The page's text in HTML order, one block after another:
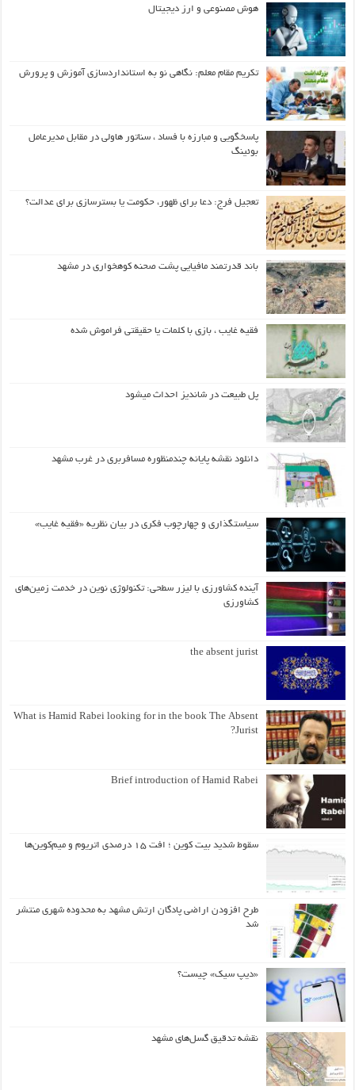
هوش مصنوعی و ارز دیجیتال
تکریم مقام معلم: نگاهی نو به استانداردسازی آموزش و پرورش
پاسخگویی و مبارزه با فساد ، سناتور هاولی در مقابل مدیرعامل
بوئینگ
تعجیل فرج: دعا برای ظهور، حکومت یا بسترسازی برای عدالت؟
باند قدرتمند مافیایی پشت صحنه کوهخواری در مشهد
فقیه غایب ، بازی با کلمات یا حقیقتی فراموش شده
پل طبیعت در شاندیز احداث میشود
دانلود نقشه پایانه چندمنظوره مسافربری در غرب مشهد
سیاستگذاری و چهارچوب فکری در بیان نظریه «فقیه غایب»
آینده کشاورزی با لیزر سطحی: تکنولوژی نوین در خدمت زمین‌های
کشاورزی
the absent jurist
What is Hamid Rabei looking for in the book The Absent
Jurist?
Brief introduction of Hamid Rabei
سقوط شدید بیت کوین ؛ افت ۱۵ درصدی اتریوم و میم‌کوین‌ها
طرح افزودن اراضی پادگان ارتش مشهد به محدوده شهری منتشر
شد
«دیپ سیک» چیست؟
نقشه تدقیق گسل‌های مشهد